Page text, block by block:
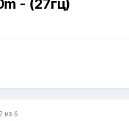
- (27гц)
из 6